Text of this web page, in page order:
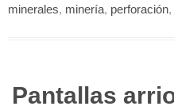
minerales, minería, perforación,
Pantallas